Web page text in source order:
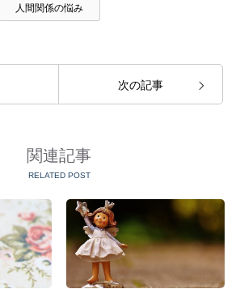
人間関係の悩み
次の記事
関連記事
RELATED POST